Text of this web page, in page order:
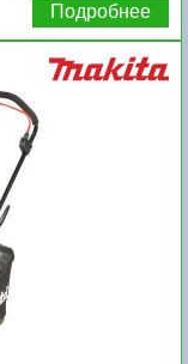
Подробнее